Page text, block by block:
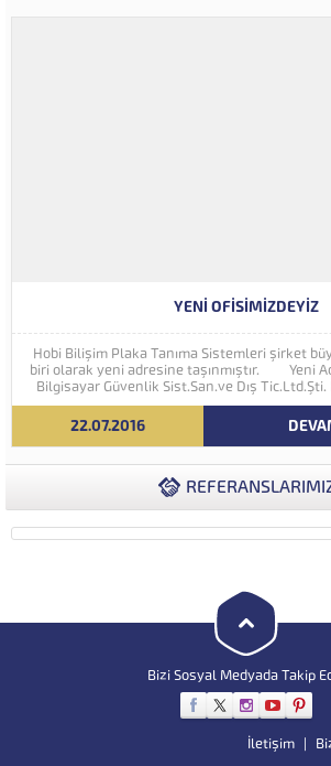
YENI OFISIMIZDEYIZ
Hobi Bilişim Plaka Tanıma Sistemleri şirket
biri olarak yeni adresine taşınmıştır. Yeni
Bilgisayar Güvenlik Sist.San.ve Dış
Perpa Ticaret Merkezi A Blok Kat:5 No:71-
22.07.2016
Bizi Sosyal Medyada Takip
İletişim